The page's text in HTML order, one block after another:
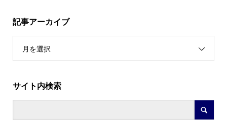
記事アーカイブ
月を選択
サイト内検索